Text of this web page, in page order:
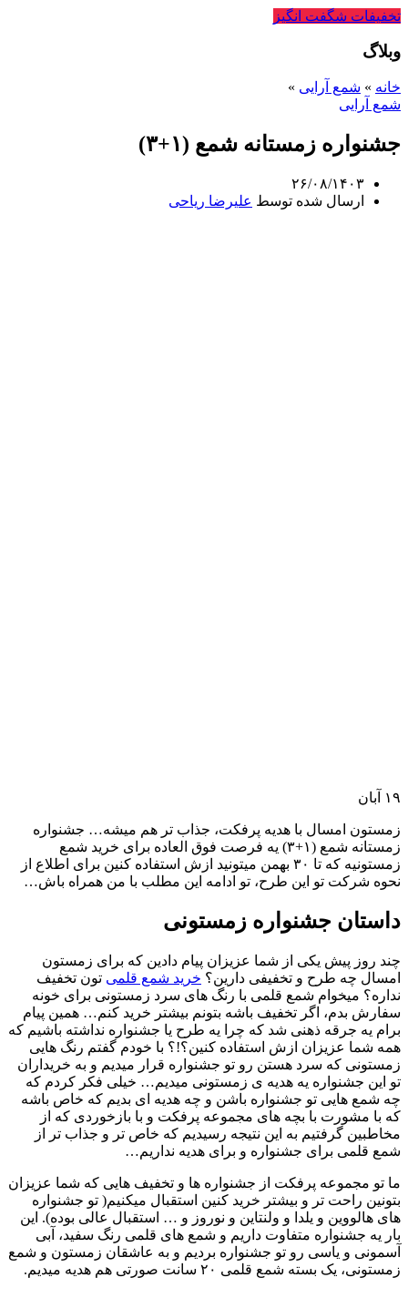
تخفیفات شگفت انگیز
وبلاگ
خانه » شمع آرایی »
شمع آرایی
جشنواره زمستانه شمع (۱+۳)
۲۶/۰۸/۱۴۰۳
ارسال شده توسط علیرضا ریاحی
۱۹ آبان
زمستون امسال با هدیه پرفکت، جذاب تر هم میشه… جشنواره
زمستانه شمع (۱+۳) یه فرصت فوق العاده برای خرید شمع
زمستونیه که تا ۳۰ بهمن میتونید ازش استفاده کنین برای اطلاع از
نحوه شرکت تو این طرح، تو ادامه این مطلب با من همراه باش…
داستان جشنواره زمستونی
چند روز پیش یکی از شما عزیزان پیام دادین که برای زمستون
امسال چه طرح و تخفیفی دارین؟ خرید شمع قلمی تون تخفیف
نداره؟ میخوام شمع قلمی با رنگ های سرد زمستونی برای خونه
سفارش بدم، اگر تخفیف باشه بتونم بیشتر خرید کنم… همین پیام
برام یه جرقه ذهنی شد که چرا یه طرح یا جشنواره نداشته باشیم که
همه شما عزیزان ازش استفاده کنین؟!؟ با خودم گفتم رنگ هایی
زمستونی که سرد هستن رو تو جشنواره قرار میدیم و به خریداران
تو این جشنواره یه هدیه ی زمستونی میدیم… خیلی فکر کردم که
چه شمع هایی تو جشنواره باشن و چه هدیه ای بدیم که خاص باشه
که با مشورت با بچه های مجموعه پرفکت و با بازخوردی که از
مخاطبین گرفتیم به این نتیجه رسیدیم که خاص تر و جذاب تر از
شمع قلمی برای جشنواره و برای هدیه نداریم…
ما تو مجموعه پرفکت از جشنواره ها و تخفیف هایی که شما عزیزان
بتونین راحت تر و بیشتر خرید کنین استقبال میکنیم( تو جشنواره
های هالووین و یلدا و ولنتاین و نوروز و … استقبال عالی بوده). این
بار یه جشنواره متفاوت داریم و شمع های قلمی رنگ سفید، آبی
آسمونی و یاسی رو تو جشنواره بردیم و به عاشقان زمستون و شمع
زمستونی، یک بسته شمع قلمی ۲۰ سانت صورتی هم هدیه میدیم.